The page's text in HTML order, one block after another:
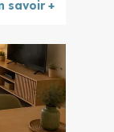
savoir +